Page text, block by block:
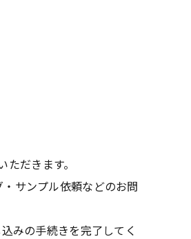
だきます。
サンプル依頼などのお問
みの手続きを完了してく